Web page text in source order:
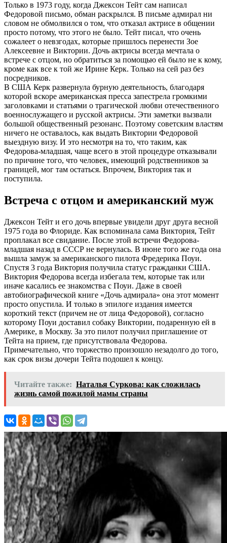
Только в 1973 году, когда Джексон Тейт сам написал
Федоровой письмо, обман раскрылся. В письме адмирал ни
словом не обмолвился о том, что отказал актрисе в общении
просто потому, что этого не было. Тейт писал, что очень
сожалеет о невзгодах, которые пришлось перенести Зое
Алексеевне и Виктории. Дочь актрисы всегда мечтала о
встрече с отцом, но обратиться за помощью ей было не к кому,
кроме как все к той же Ирине Керк. Только на сей раз без
посредников.
В США Керк развернула бурную деятельность, благодаря
которой вскоре американская пресса запестрела громкими
заголовками и статьями о трагической любви отечественного
военнослужащего и русской актрисы. Эти заметки вызвали
большой общественный резонанс. Поэтому советским властям
ничего не оставалось, как выдать Виктории Федоровой
выездную визу. И это несмотря на то, что таким, как
Федорова-младшая, чаще всего в этой процедуре отказывали
по причине того, что человек, имеющий родственников за
границей, мог там остаться. Впрочем, Виктория так и
поступила.
Встреча с отцом и американский муж
Джексон Тейт и его дочь впервые увидели друг друга весной
1975 года во Флориде. Как вспоминала сама Виктория, Тейт
проплакал все свидание. После этой встречи Федорова-
младшая назад в СССР не вернулась. В июне того же года она
вышла замуж за американского пилота Фредерика Поуи.
Спустя 3 года Виктория получила статус гражданки США.
Виктория Федорова всегда избегала тем, которые так или
иначе касались ее знакомства с Поуи. Даже в своей
автобиографической книге «Дочь адмирала» она этот момент
просто опустила. И только в эпилоге издания имеется
короткий текст (причем не от лица Федоровой), согласно
которому Поуи доставил собаку Виктории, подаренную ей в
Америке, в Москву. За это пилот получил приглашение от
Тейта на прием, где присутствовала Федорова.
Примечательно, что торжество произошло незадолго до того,
как срок визы дочери Тейта подошел к концу.
Читайте также: Наталья Суркова: как сложилась
жизнь самой пожилой мамы страны